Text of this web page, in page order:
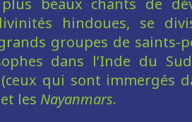
beaux chants de
hindoues, se
groupes de saints-
dans l’Inde du
(ceux qui sont immergés
les Nayanmars.